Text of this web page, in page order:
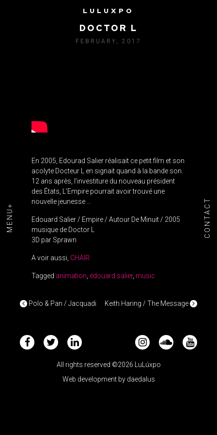
LULUXPO
MENU+ CONTACT
DOCTOR L
FEBRUARY, 2017
En 2005, Edourad Salier réalisait ce petit film et son
acolyte Docteur L en signait quand à la bande son.
12 ans après, l’investiture du nouveau président
des États, L’Empire pourrait avoir trouvé une
nouvelle jeunesse …
Edouard Salier / Empire / Autour De Minuit / 2005
musique de Doctor L
3D par Sprawn
A voir aussi, CHAIR
Tagged animation édouard salier, music
POST NAVIGATION
Polo & Pan / Jacquadi Keith Haring / The Message
All rights reserved ©2026 LuLúxpo
Web development by daedalus